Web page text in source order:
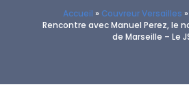
Accueil » Couvreur Versailles »
Rencontre avec Manuel Perez, le
de Marseille – Le